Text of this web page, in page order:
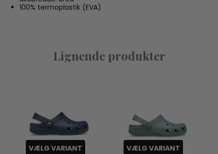
100% termoplastik (EVA)
Lignende produkter
VÆLG VARIANT VÆLG VARIANT